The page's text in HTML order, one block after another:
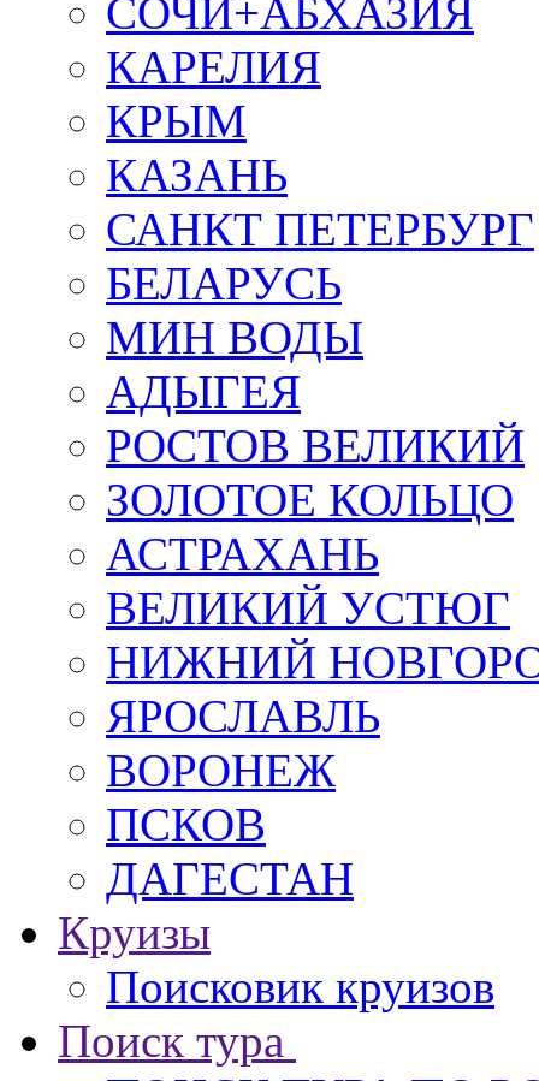
СОЧИ+АБХАЗИЯ
КАРЕЛИЯ
КРЫМ
КАЗАНЬ
САНКТ ПЕТЕРБУРГ
БЕЛАРУСЬ
МИН ВОДЫ
АДЫГЕЯ
РОСТОВ ВЕЛИКИЙ
ЗОЛОТОЕ КОЛЬЦО
АСТРАХАНЬ
ВЕЛИКИЙ УСТЮГ
НИЖНИЙ
ЯРОСЛАВЛЬ
ВОРОНЕЖ
ПСКОВ
ДАГЕСТАН
Круизы
Поисковик круизов
Поиск тура